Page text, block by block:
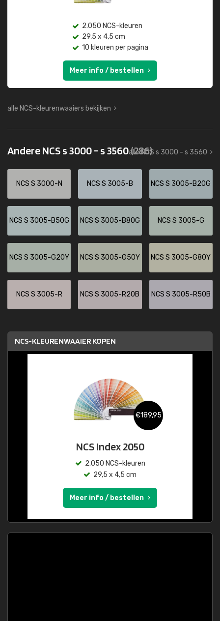
2.050 NCS-kleuren
29,5 x 4,5 cm
10 kleuren per pagina
Meer info / bestellen
alle NCS-kleurenwaaiers bekijken
Andere NCS s 3000 - s 3560(286)
alle NCS s 3000 - s 3560
NCS S 3000-N NCS S 3005-B NCS S 3005-B20G
NCS S 3005-B50G NCS S 3005-B80G NCS S 3005-G
NCS S 3005-G20Y NCS S 3005-G50Y NCS S 3005-G80Y
NCS S 3005-R NCS S 3005-R20B NCS S 3005-R50B
NCS-KLEURENWAAIER KOPEN
€189,95
NCS Index 2050
2.050 NCS-kleuren
29,5 x 4,5 cm
Meer info / bestellen